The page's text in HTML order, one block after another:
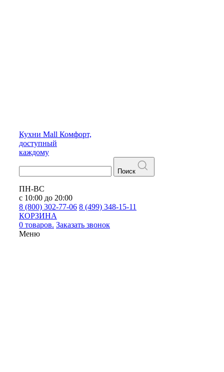
Кухни Mall Комфорт,
доступный
каждому
Поиск
ПН-ВС
с 10:00 до 20:00
8 (800) 302-77-06 8 (499) 348-15-11
КОРЗИНА
0 товаров. Заказать звонок
Меню